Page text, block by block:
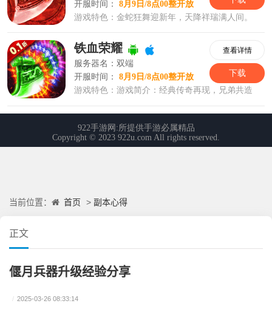
当前位置： 首页 > 副本心得
正文
偃月兵器升级经验分享
/ 2025-03-26 08:33:14